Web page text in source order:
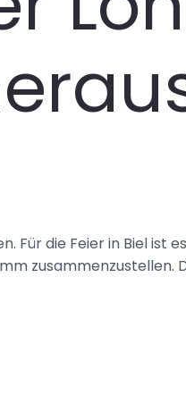
Für die Feier in Biel ist
zusammenzustellen.